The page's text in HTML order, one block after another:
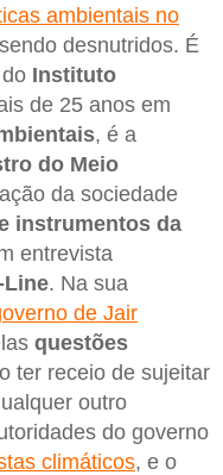
ambientais no
desnutridos. É
Instituto
de 25 anos em
, é a
do Meio
da sociedade
instrumentos da
entrevista
Line. Na sua
de Jair
questões
ter receio de sujeitar
outro
do governo
climáticos, e o